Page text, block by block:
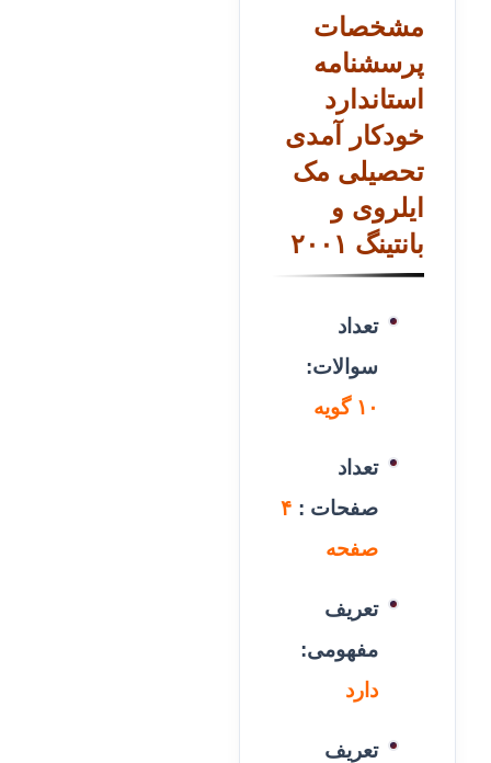
مشخصات
پرسشنامه
استاندارد
خودکار آمدی
تحصیلی مک
ایلروی و
بانتینگ ۲۰۰۱
تعداد
سوالات:
۱۰ گویه
تعداد
صفحات :۴
صفحه
تعریف
مفهومی:
دارد
تعریف